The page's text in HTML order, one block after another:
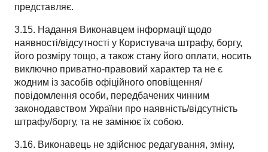
представляє.
3.15. Надання Виконавцем інформації щодо
наявності/відсутності у Користувача штрафу, боргу,
його розміру тощо, а також стану його оплати, носить
виключно приватно-правовий характер та не є
жодним із засобів офіційного оповіщення/
повідомлення особи, передбачених чинним
законодавством України про наявність/відсутність
штрафу/боргу, та не замінює їх собою.
3.16. Виконавець не здійснює редагування, зміну,